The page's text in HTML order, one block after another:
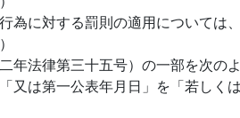
為に対する罰則の適用については
年法律第三十五号）の一部を次のよ
又は第一公表年月日」を「若しく